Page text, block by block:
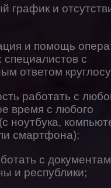
график и
и помощь
специалистов с
ответом
работать с
время с любого
ноутбука,
смартфона);
с
и республики;